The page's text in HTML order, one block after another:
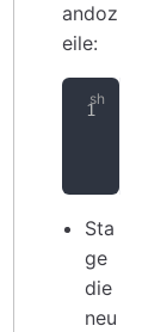
andoz
eile:
Sta
ge
die
neu